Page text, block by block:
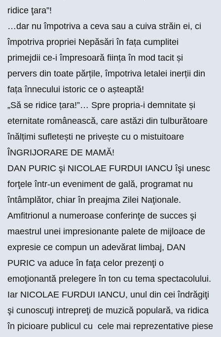
ridice ţara”!
…dar nu împotriva a ceva sau a cuiva străin ei, ci
împotriva propriei Nepăsări în fața cumplitei
primejdii ce-i împresoară ființa în mod tacit și
pervers din toate părțile, împotriva letalei inerții din
fața înnecului istoric ce o așteaptă!
„Să se ridice țara!”… Spre propria-i demnitate și
eternitate românească, care astăzi din tulburătoare
înălțimi sufletești ne privește cu o mistuitoare
ÎNGRIJORARE DE MAMĂ!
DAN PURIC şi NICOLAE FURDUI IANCU îşi unesc
forţele într-un eveniment de gală, programat nu
întâmplător, chiar în preajma Zilei Naţionale.
Amfitrionul a numeroase conferinţe de succes şi
maestrul unei impresionante palete de mijloace de
expresie ce compun un adevărat limbaj, DAN
PURIC va aduce în faţa celor prezenţi o
emoţionantă prelegere în ton cu tema spectacolului.
Iar NICOLAE FURDUI IANCU, unul din cei îndrăgiţi
şi cunoscuţi intrepreţi de muzică populară, va ridica
în picioare publicul cu cele mai reprezentative piese